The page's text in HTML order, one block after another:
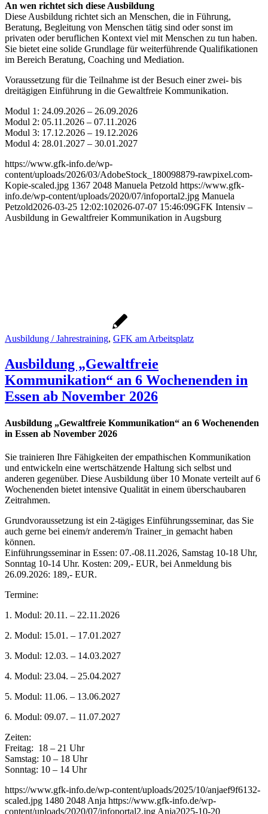
An wen richtet sich diese Ausbildung
Diese Ausbildung richtet sich an Menschen, die in Führung,
Beratung, Begleitung von Menschen tätig sind oder sonst im
privaten oder beruflichen Kontext viel mit Menschen zu tun haben.
Sie bietet eine solide Grundlage für weiterführende Qualifikationen
im Bereich Beratung, Coaching und Mediation.
Voraussetzung für die Teilnahme ist der Besuch einer zwei- bis
dreitägigen Einführung in die Gewaltfreie Kommunikation.
Modul 1: 24.09.2026 – 26.09.2026
Modul 2: 05.11.2026 – 07.11.2026
Modul 3: 17.12.2026 – 19.12.2026
Modul 4: 28.01.2027 – 30.01.2027
https://www.gfk-info.de/wp-
content/uploads/2026/03/AdobeStock_180098879-rawpixel.com-
Kopie-scaled.jpg 1367 2048 Manuela Petzold https://www.gfk-
info.de/wp-content/uploads/2020/07/infoportal2.jpg Manuela
Petzold2026-03-25 12:02:102026-07-07 15:46:09GFK Intensiv –
Ausbildung in Gewaltfreier Kommunikation in Augsburg
Ausbildung / Jahrestraining, GFK am Arbeitsplatz
Ausbildung „Gewaltfreie
Kommunikation“ an 6 Wochenenden in
Essen ab November 2026
Ausbildung „Gewaltfreie Kommunikation“ an 6 Wochenenden
in Essen ab November 2026
Sie trainieren Ihre Fähigkeiten der empathischen Kommunikation
und entwickeln eine wertschätzende Haltung sich selbst und
anderen gegenüber. Diese Ausbildung über 10 Monate verteilt auf 6
Wochenenden bietet intensive Qualität in einem überschaubaren
Zeitrahmen.
Grundvoraussetzung ist ein 2-tägiges Einführungsseminar, das Sie
auch gerne bei einem/r anderem/n Trainer_in gemacht haben
können.
Einführungsseminar in Essen: 07.-08.11.2026, Samstag 10-18 Uhr,
Sonntag 10-14 Uhr. Kosten: 209,- EUR, bei Anmeldung bis
26.09.2026: 189,- EUR.
Termine:
1. Modul: 20.11. – 22.11.2026
2. Modul: 15.01. – 17.01.2027
3. Modul: 12.03. – 14.03.2027
4. Modul: 23.04. – 25.04.2027
5. Modul: 11.06. – 13.06.2027
6. Modul: 09.07. – 11.07.2027
Zeiten:
Freitag: 18 – 21 Uhr
Samstag: 10 – 18 Uhr
Sonntag: 10 – 14 Uhr
https://www.gfk-info.de/wp-content/uploads/2025/10/anjaef9f6132-
scaled.jpg 1480 2048 Anja https://www.gfk-info.de/wp-
content/uploads/2020/07/infoportal2.jpg Anja2025-10-20